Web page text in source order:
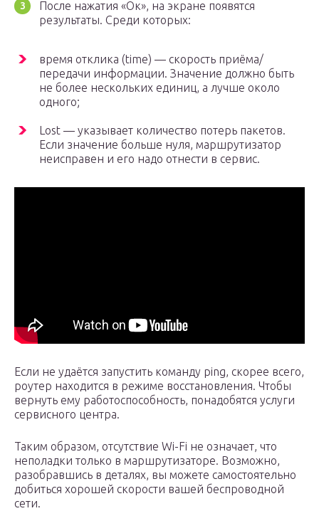
После нажатия «Ок», на экране появятся
результаты. Среди которых:
время отклика (time) — скорость приёма/
передачи информации. Значение должно быть
не более нескольких единиц, а лучше около
одного;
Lost — указывает количество потерь пакетов.
Если значение больше нуля, маршрутизатор
неисправен и его надо отнести в сервис.
Если не удаётся запустить команду ping, скорее всего,
роутер находится в режиме восстановления. Чтобы
вернуть ему работоспособность, понадобятся услуги
сервисного центра.
Таким образом, отсутствие Wi-Fi не означает, что
неполадки только в маршрутизаторе. Возможно,
разобравшись в деталях, вы можете самостоятельно
добиться хорошей скорости вашей беспроводной
сети.